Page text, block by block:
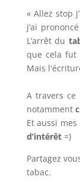
« Allez stop
j’ai
L’arrêt du
que cela fut
Mais
A travers ce
notamment
Et aussi
d’intérêt=)
Partagez
tabac.